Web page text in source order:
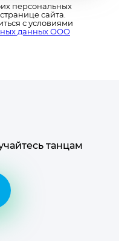
персональных
сайта.
с условиями
данных ООО
танцам